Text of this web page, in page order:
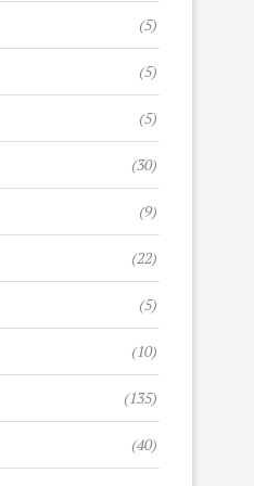
(5)
(5)
(5)
(30)
(9)
(22)
(5)
(10)
(135)
(40)